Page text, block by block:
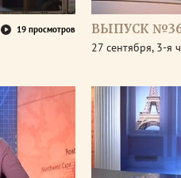
19 просмотров ВЫПУСК
27 сентября, 3-я